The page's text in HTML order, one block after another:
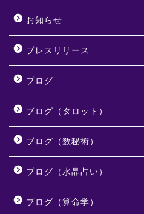
お知らせ
プレスリリース
ブログ
ブログ（タロット）
ブログ（数秘術）
ブログ（水晶占い）
ブログ（算命学）